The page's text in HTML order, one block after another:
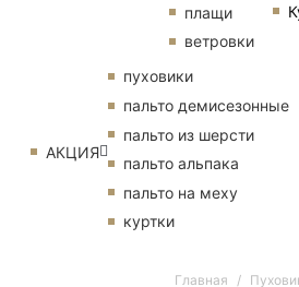
плащи
ветровки
АКЦИЯ
пуховики
пальто демисезонные
пальто из шерсти
пальто альпака
пальто на меху
куртки
Главная